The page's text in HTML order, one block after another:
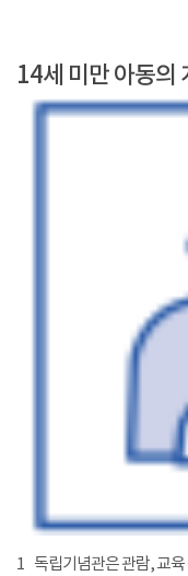
14세 미만 아동의
1 독립기념관은 관람, 교육